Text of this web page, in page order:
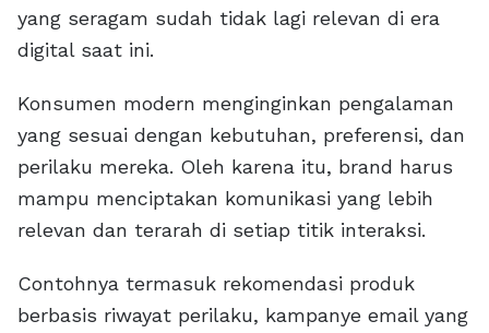
yang seragam sudah tidak lagi relevan di era
digital saat ini.
Konsumen modern menginginkan pengalaman
yang sesuai dengan kebutuhan, preferensi, dan
perilaku mereka. Oleh karena itu, brand harus
mampu menciptakan komunikasi yang lebih
relevan dan terarah di setiap titik interaksi.
Contohnya termasuk rekomendasi produk
berbasis riwayat perilaku, kampanye email yang